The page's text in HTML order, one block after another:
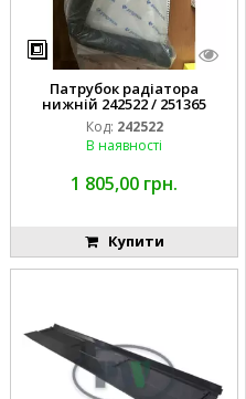
Патрубок радіатора
нижній 242522 / 251365
Код: 242522
В наявності
1 805,00 грн.
Купити